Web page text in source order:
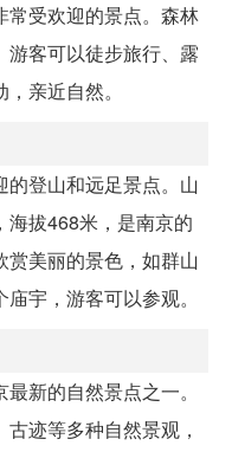
常受欢迎的景点。森林
客可以徒步旅行、露
亲近自然。
登山和远足景点。山
海拔468米，是南京的
美丽的景色，如群山
宇，游客可以参观。
新的自然景点之一。
迹等多种自然景观，